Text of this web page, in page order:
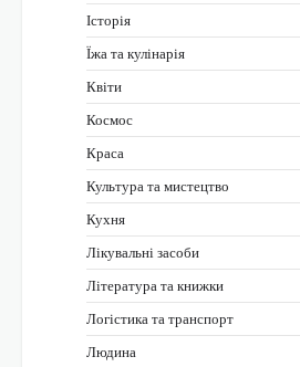
Історія
Їжа та кулінарія
Квіти
Космос
Краса
Культура та мистецтво
Кухня
Лікувальні засоби
Література та книжки
Логістика та транспорт
Людина